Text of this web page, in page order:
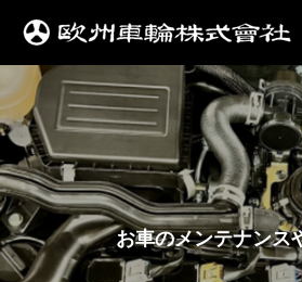
お車のメンテナンスやお